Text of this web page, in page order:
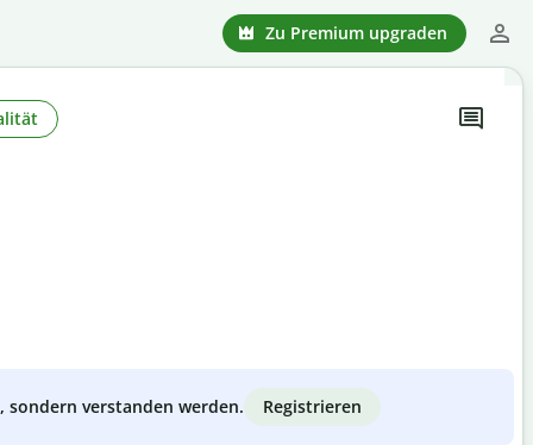
Zu Premium upgraden
verstanden werden. Registrieren